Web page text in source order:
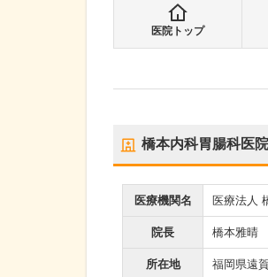
医院トップ
橋本内科胃腸科医院
医療機関名 医療法人
院長 橋本雅晴
所在地 福岡県遠